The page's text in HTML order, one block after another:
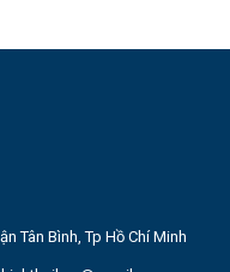
Tân Bình, Tp Hồ Chí Minh